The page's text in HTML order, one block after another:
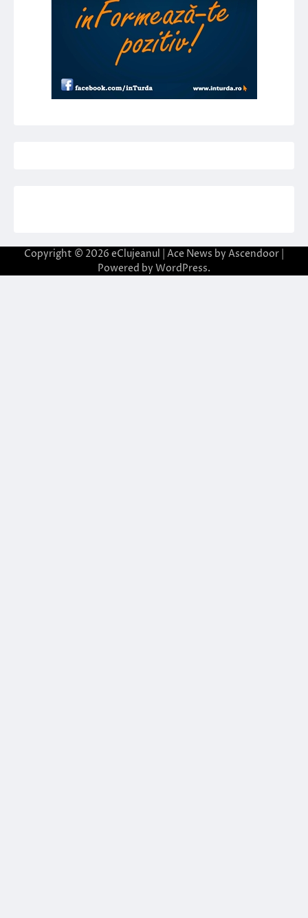
Copyright © 2026 eClujeanul | Ace News by Ascendoor
Powered by WordPress.